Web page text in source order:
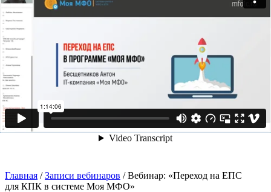
Главная /Записи вебинаров /Вебинар: «Переход на ЕПС
для КПК в системе Моя МФО»